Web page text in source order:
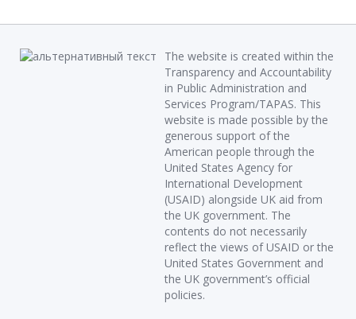
The website is created within the
Transparency and Accountability
in Public Administration and
Services Program/TAPAS. This
website is made possible by the
generous support of the
American people through the
United States Agency for
International Development
(USAID) alongside UK aid from
the UK government. The
contents do not necessarily
reflect the views of USAID or the
United States Government and
the UK government’s official
policies.